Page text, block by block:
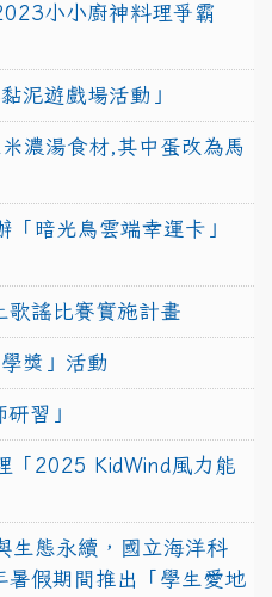
小小廚神料理爭霸
泥遊戲場活動」
濃湯食材,其中蛋改為馬
「暗光鳥雲端幸運卡」
歌謠比賽實施計畫
獎」活動
習」
「2025 KidWind風力能
生態永續，國立海洋科
假期間推出「學生愛地